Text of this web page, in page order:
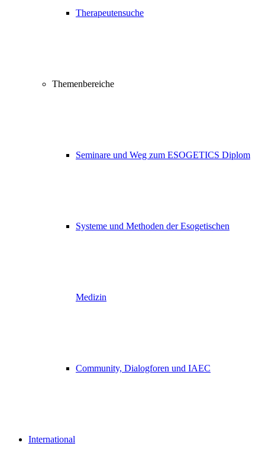
Therapeutensuche
Themenbereiche
Seminare und Weg zum ESOGETICS Diplom
Systeme und Methoden der Esogetischen
Medizin
Community, Dialogforen und IAEC
International